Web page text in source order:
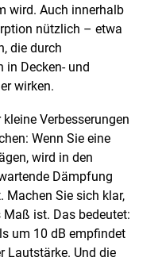
wird. Auch innerhalb
nützlich – etwa
die durch
Decken- und
wirken.
Verbesserungen
Wenn Sie eine
wird in den
Dämpfung
Machen Sie sich klar,
ist. Das bedeutet:
um 10 dB empfindet
Lautstärke. Und die